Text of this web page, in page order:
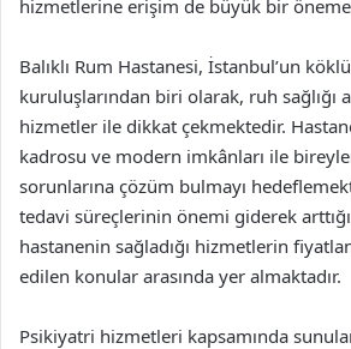
hizmetlerine erişim de büyük bir
Balıklı Rum Hastanesi, İstanbul’un
kuruluşlarından biri olarak, ruh sağlığı
hizmetler ile dikkat çekmektedir.
kadrosu ve modern imkânları ile
sorunlarına çözüm bulmayı
tedavi süreçlerinin önemi giderek
hastanenin sağladığı hizmetlerin
edilen konular arasında yer almaktadır.
Psikiyatri hizmetleri kapsamında